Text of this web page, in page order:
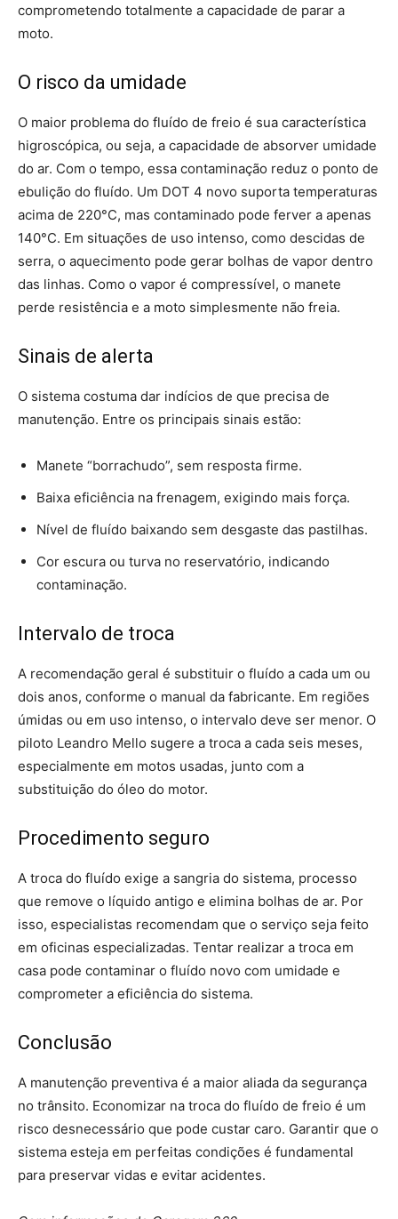
comprometendo totalmente a capacidade de parar a
moto.
O risco da umidade
O maior problema do fluído de freio é sua característica
higroscópica, ou seja, a capacidade de absorver umidade
do ar. Com o tempo, essa contaminação reduz o ponto de
ebulição do fluído. Um DOT 4 novo suporta temperaturas
acima de 220°C, mas contaminado pode ferver a apenas
140°C. Em situações de uso intenso, como descidas de
serra, o aquecimento pode gerar bolhas de vapor dentro
das linhas. Como o vapor é compressível, o manete
perde resistência e a moto simplesmente não freia.
Sinais de alerta
O sistema costuma dar indícios de que precisa de
manutenção. Entre os principais sinais estão:
Manete “borrachudo”, sem resposta firme.
Baixa eficiência na frenagem, exigindo mais força.
Nível de fluído baixando sem desgaste das pastilhas.
Cor escura ou turva no reservatório, indicando
contaminação.
Intervalo de troca
A recomendação geral é substituir o fluído a cada um ou
dois anos, conforme o manual da fabricante. Em regiões
úmidas ou em uso intenso, o intervalo deve ser menor. O
piloto Leandro Mello sugere a troca a cada seis meses,
especialmente em motos usadas, junto com a
substituição do óleo do motor.
Procedimento seguro
A troca do fluído exige a sangria do sistema, processo
que remove o líquido antigo e elimina bolhas de ar. Por
isso, especialistas recomendam que o serviço seja feito
em oficinas especializadas. Tentar realizar a troca em
casa pode contaminar o fluído novo com umidade e
comprometer a eficiência do sistema.
Conclusão
A manutenção preventiva é a maior aliada da segurança
no trânsito. Economizar na troca do fluído de freio é um
risco desnecessário que pode custar caro. Garantir que o
sistema esteja em perfeitas condições é fundamental
para preservar vidas e evitar acidentes.